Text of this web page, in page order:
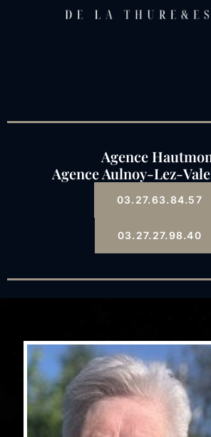
Agence
Agence Aulnoy-Lez-
03.27.63.84.57
03.27.27.98.40